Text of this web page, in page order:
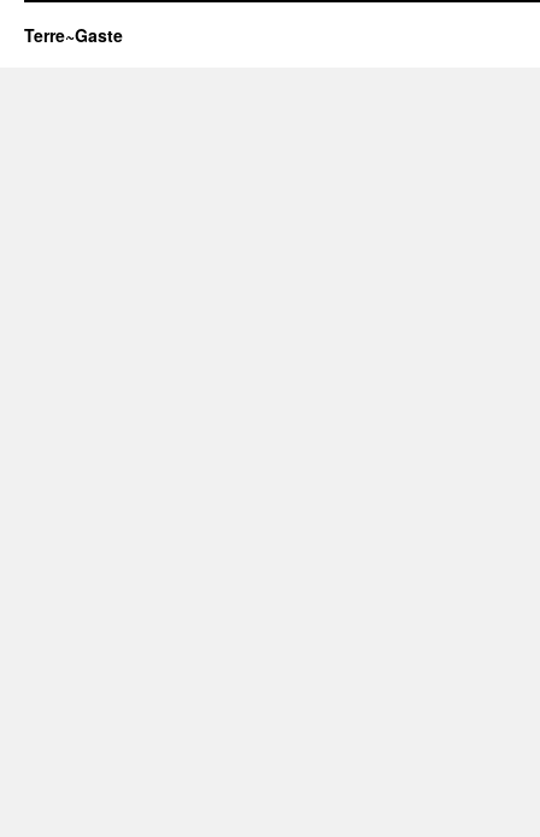
Terre~Gaste